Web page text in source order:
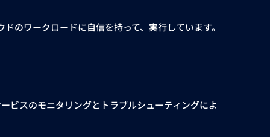
のワークロードに自信を持って、実行しています。
ビスのモニタリングとトラブルシューティングによ